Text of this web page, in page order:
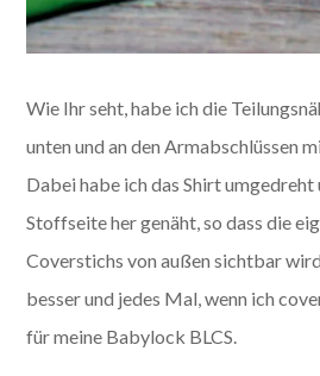
Wie Ihr seht, habe ich die
unten und an den Armabschlüssen
Dabei habe ich das Shirt umgedreht
Stoffseite her genäht, so dass die
Coverstichs von außen sichtbar
besser und jedes Mal, wenn ich
für meine Babylock BLCS.